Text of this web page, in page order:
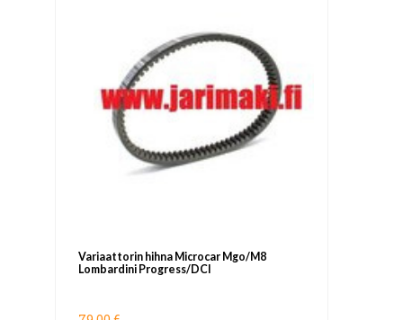
Variaattorin hihna Microcar Mgo/M8
Lombardini Progress/DCI